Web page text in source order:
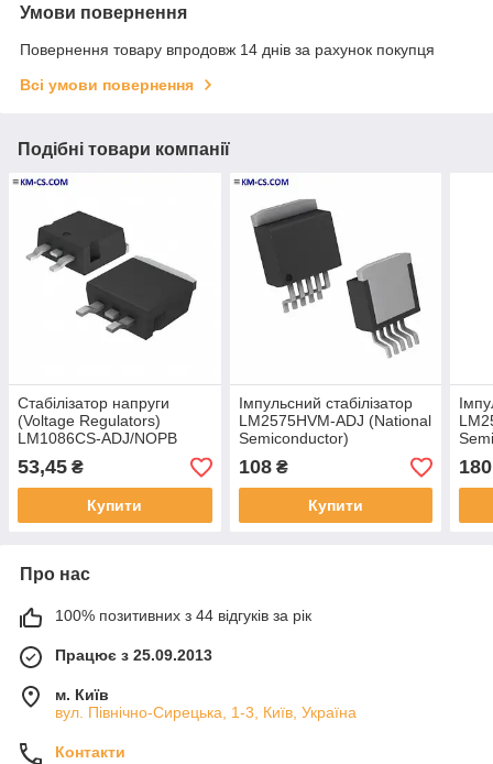
Умови повернення
Повернення товару впродовж 14 днів за рахунок покупця
Всі умови повернення
Подібні товари компанії
Стабілізатор напруги
(Voltage Regulators)
LM1086CS-ADJ/NOPB
(National Semiconductor)
53,45 ₴
Купити
Імпульсний стабілізатор
LM2575HVM-ADJ (National
Semiconductor)
108₴
Купити
180
Про нас
100% позитивних з 44 відгуків за рік
Працює з 25.09.2013
м. Київ
вул. Північно-Сирецька, 1-3, Київ, Україна
Контакти